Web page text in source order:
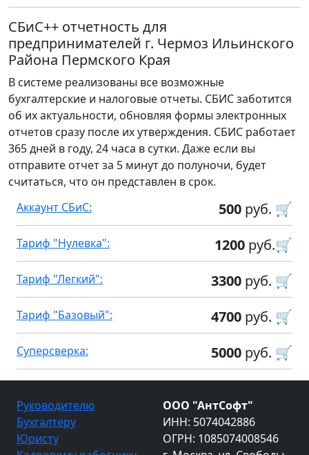
СБиС++ отчетность для
предпринимателей г. Чермоз Ильинского
Района Пермского Края
В системе реализованы все возможные
бухгалтерские и налоговые отчеты. СБИС заботится
об их актуальности, обновляя формы электронных
отчетов сразу после их утверждения. СБИС работает
365 дней в году, 24 часа в сутки. Даже если вы
отправите отчет за 5 минут до полуночи, будет
считаться, что он представлен в срок.
500 руб. 🛒
Аккаунт СБиС:
1200 руб.🛒
Тариф "Нулевка":
3300 руб. 🛒
Тариф "Легкий":
4700 руб. 🛒
Тариф "Базовый":
5000 руб. 🛒
Суперсверка:
Руководителю
Бухгалтеру
Юристу
ООО "АнтСофт"
ИНН: 5074042886
ОГРН: 1085074008546